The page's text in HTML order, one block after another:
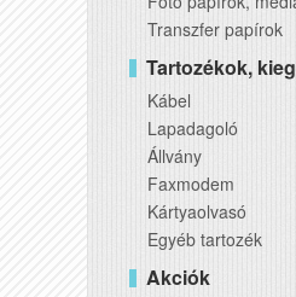
Transzfer papírok
Tartozékok,
Kábel
Lapadagoló
Állvány
Faxmodem
Kártyaolvasó
Egyéb tartozék
Akciók